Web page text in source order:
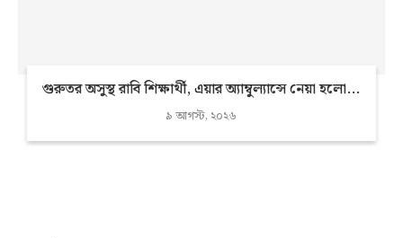
গুরুতর অসুস্থ রাবি শিক্ষার্থী, এয়ার অ্যাম্বুল্যান্সে নেয়া হলো...
৯ আগস্ট, ২০২৬